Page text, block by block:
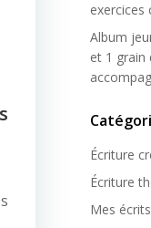
exercices
Album
et 1 grain
Écriture
Écriture
Mes écrits